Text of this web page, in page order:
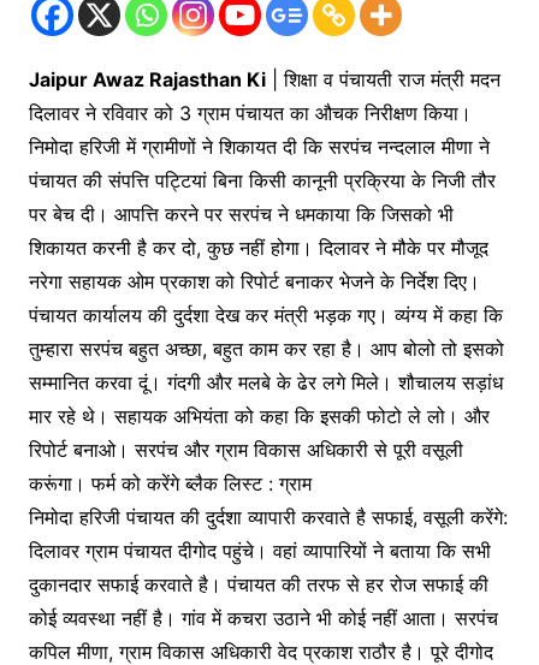
Jaipur Awaz Rajasthan Ki| शिक्षा व पंचायती राज मंत्री मदन
दिलावर ने रविवार को 3 ग्राम पंचायत का औचक निरीक्षण किया।
निमोदा हरिजी में ग्रामीणों ने शिकायत दी कि सरपंच नन्दलाल मीणा ने
पंचायत की संपत्ति पट्टियां बिना किसी कानूनी प्रक्रिया के निजी तौर
पर बेच दी। आपत्ति करने पर सरपंच ने धमकाया कि जिसको भी
शिकायत करनी है कर दो, कुछ नहीं होगा। दिलावर ने मौके पर मौजूद
नरेगा सहायक ओम प्रकाश को रिपोर्ट बनाकर भेजने के निर्देश दिए।
पंचायत कार्यालय की दुर्दशा देख कर मंत्री भड़क गए। व्यंग्य में कहा कि
तुम्हारा सरपंच बहुत अच्छा, बहुत काम कर रहा है। आप बोलो तो इसको
सम्मानित करवा दूं। गंदगी और मलबे के ढेर लगे मिले। शौचालय सड़ांध
मार रहे थे। सहायक अभियंता को कहा कि इसकी फोटो ले लो। और
रिपोर्ट बनाओ। सरपंच और ग्राम विकास अधिकारी से पूरी वसूली
करूंगा। फर्म को करेंगे ब्लैक लिस्ट : ग्राम
निमोदा हरिजी पंचायत की दुर्दशा व्यापारी करवाते है सफाई, वसूली करेंगे:
दिलावर ग्राम पंचायत दीगोद पहुंचे। वहां व्यापारियों ने बताया कि सभी
दुकानदार सफाई करवाते है। पंचायत की तरफ से हर रोज सफाई की
कोई व्यवस्था नहीं है। गांव में कचरा उठाने भी कोई नहीं आता। सरपंच
कपिल मीणा, ग्राम विकास अधिकारी वेद प्रकाश राठौर है। पूरे दीगोद